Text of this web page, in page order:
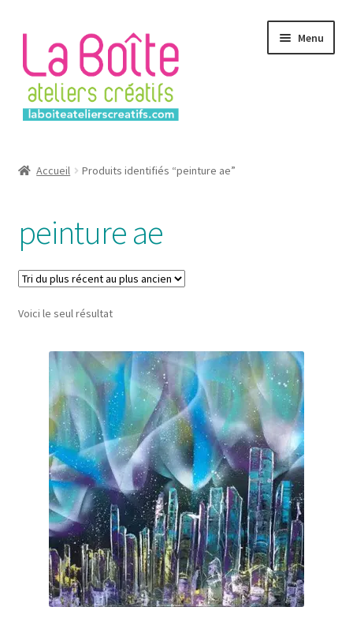
la
navigation
contenu
Menu
Login
Password Reset
Register
Solde de la carte-cadeau
Boutique en ligne
Panier
Politique de confidentialité
Validation de la commande
Contact
Accueil Produits identifiés “peinture ae”
peinture ae
Voici le seul résultat